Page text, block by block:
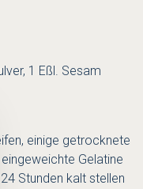
1 Eßl. Sesam
einige getrocknete
Gelatine
Stunden kalt stellen